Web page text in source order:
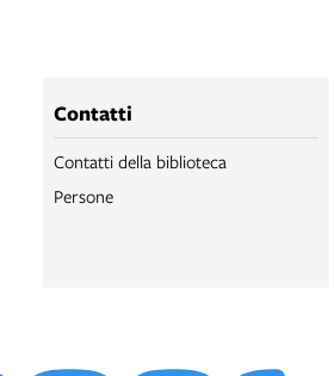
Contatti
Contatti della biblioteca
Persone